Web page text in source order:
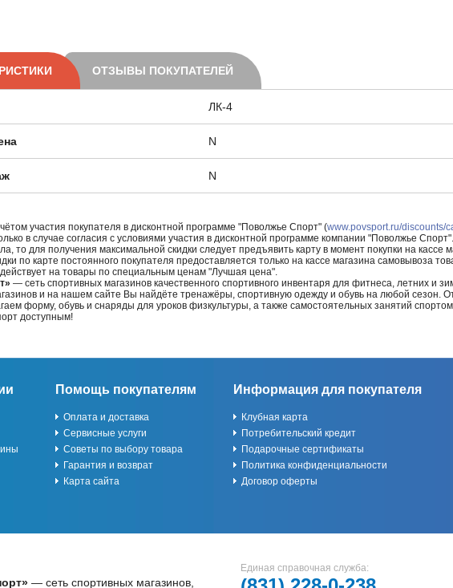
ОТЗЫВЫ ПОКУПАТЕЛЕЙ
ЛК-4
N
N
участия покупателя в дисконтной программе "Поволжье Спорт" (www.povsport.ru/discounts/
в случае согласия с условиями участия в дисконтной программе компании "Поволжье
то для получения максимальной скидки следует предъявить карту в момент покупки на кассе
по карте постоянного покупателя предоставляется только на кассе магазина самовывоза
на товары по специальным ценам "Лучшая цена".
— сеть спортивных магазинов качественного спортивного инвентаря для фитнеса, летних и
и на нашем сайте Вы найдёте тренажёры, спортивную одежду и обувь на любой сезон.
форму, обувь и снаряды для уроков физкультуры, а также самостоятельных занятий
доступным!
Помощь покупателям
Оплата и доставка
Сервисные услуги
Советы по выбору товара
Гарантия и возврат
Карта сайта
Информация для покупателя
Клубная карта
Потребительский кредит
Подарочные сертификаты
Политика конфиденциальности
Договор оферты
— сеть спортивных магазинов,
Единая справочная служба: